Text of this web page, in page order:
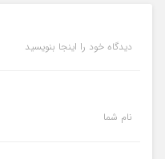
دیدگاه خود را اینجا بنویسید
نام شما